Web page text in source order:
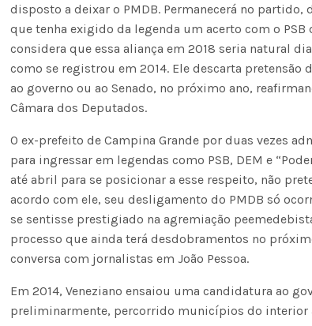
disposto a deixar o PMDB. Permanecerá no partido,
que tenha exigido da legenda um acerto com o
considera que essa aliança em 2018 seria natural
como se registrou em 2014. Ele descarta pretensão
ao governo ou ao Senado, no próximo ano,
Câmara dos Deputados.
O ex-prefeito de Campina Grande por duas vezes
para ingressar em legendas como PSB, DEM e
até abril para se posicionar a esse respeito, não
acordo com ele, seu desligamento do PMDB só
se sentisse prestigiado na agremiação
processo que ainda terá desdobramentos no
conversa com jornalistas em João Pessoa.
Em 2014, Veneziano ensaiou uma candidatura ao
preliminarmente, percorrido municípios do interior